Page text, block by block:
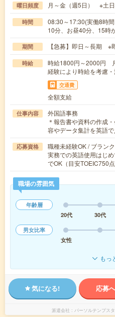
曜日頻度 月～金（週5日） ※土
時間
08:30～17:30(実働8時
10分、お昼40分、15時
期間 【急募】即日～長期 ※
時給
時給1800円～2000円
経験により時給を考慮
交通費
全額支給
仕事内容
外国語事務
＊報告書や資料の作成
容やデータ集計を英語
応募資格
職種未経験OK / ブラン
実務での英語使用はじ
でOK（目安TOEIC750点
職場の雰囲気
年齢層
20代
30代
男女比率
女性
もっ
気になる! 応募
派遣会社 パーソルテンプス